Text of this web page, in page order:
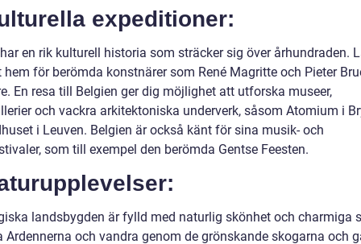
expeditioner:
en rik kulturell historia som sträcker sig över århundraden.
hem för berömda konstnärer som René Magritte och Pieter
En resa till Belgien ger dig möjlighet att utforska museer,
och vackra arkitektoniska underverk, såsom Atomium i
i Leuven. Belgien är också känt för sina musik- och
som till exempel den berömda Gentse Feesten.
landsbygden är fylld med naturlig skönhet och charmiga
Ardennerna och vandra genom de grönskande skogarna och